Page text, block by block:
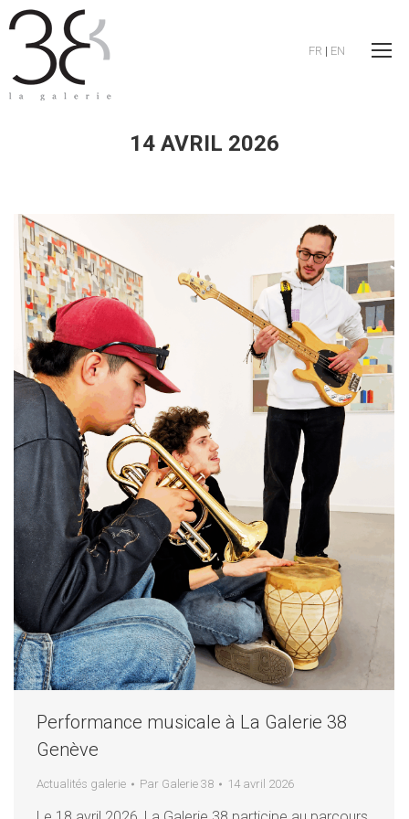
FR | EN
14 AVRIL 2026
Performance musicale à La Galerie 38
Genève
Actualités galerie Par Galerie 38 14 avril 2026